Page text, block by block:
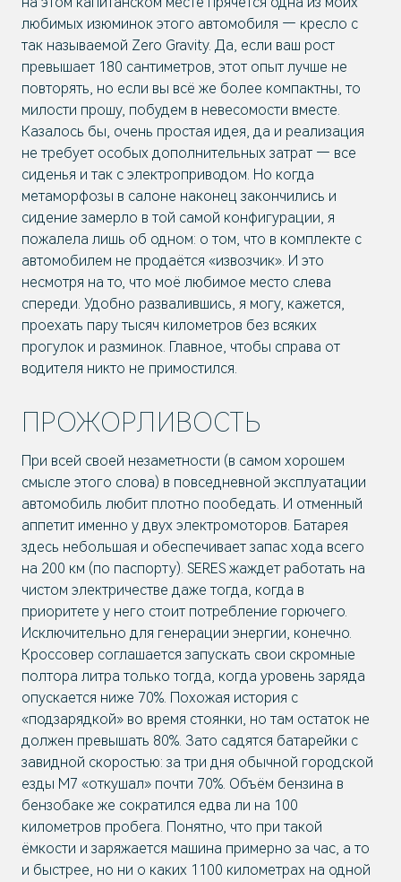
любимых изюминок этого автомобиля — кресло с
так называемой Zero Gravity. Да, если ваш рост
превышает 180 сантиметров, этот опыт лучше не
повторять, но если вы всё же более компактны, то
милости прошу, побудем в невесомости вместе.
Казалось бы, очень простая идея, да и реализация
не требует особых дополнительных затрат — все
сиденья и так с электроприводом. Но когда
метаморфозы в салоне наконец закончились и
сидение замерло в той самой конфигурации, я
пожалела лишь об одном: о том, что в комплекте с
автомобилем не продаётся «извозчик». И это
несмотря на то, что моё любимое место слева
спереди. Удобно развалившись, я могу, кажется,
проехать пару тысяч километров без всяких
прогулок и разминок. Главное, чтобы справа от
водителя никто не примостился.
ПРОЖОРЛИВОСТЬ
При всей своей незаметности (в самом хорошем
смысле этого слова) в повседневной эксплуатации
автомобиль любит плотно пообедать. И отменный
аппетит именно у двух электромоторов. Батарея
здесь небольшая и обеспечивает запас хода всего
на 200 км (по паспорту). SERES жаждет работать на
чистом электричестве даже тогда, когда в
приоритете у него стоит потребление горючего.
Исключительно для генерации энергии, конечно.
Кроссовер соглашается запускать свои скромные
полтора литра только тогда, когда уровень заряда
опускается ниже 70%. Похожая история с
«подзарядкой» во время стоянки, но там остаток не
должен превышать 80%. Зато садятся батарейки с
завидной скоростью: за три дня обычной городской
езды М7 «откушал» почти 70%. Объём бензина в
бензобаке же сократился едва ли на 100
километров пробега. Понятно, что при такой
ёмкости и заряжается машина примерно за час, а то
и быстрее, но ни о каких 1100 километрах на одной